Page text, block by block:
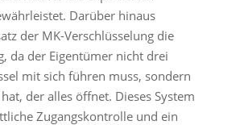
Darüber hinaus
der MK-Verschlüsselung die
da der Eigentümernicht drei
mit sich führen muss, sondern
der alles öffnet. Dieses System
Zugangskontrolle und ein